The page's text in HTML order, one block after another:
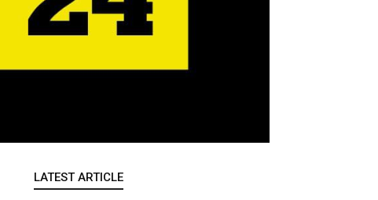
LATEST ARTICLE